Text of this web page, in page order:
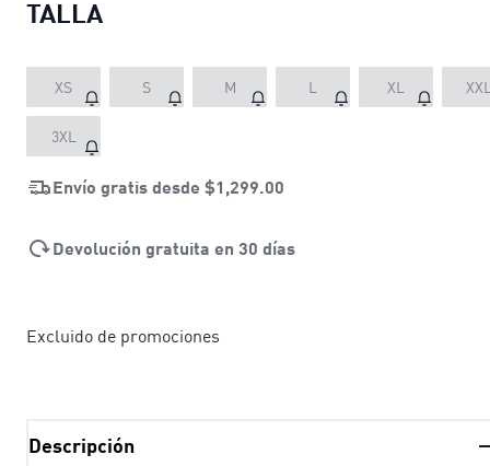
TALLA
XS S M L XL
3XL
Envío gratis desde $1,299.00
Devolución gratuita en 30 días
Excluido de promociones
Descripción